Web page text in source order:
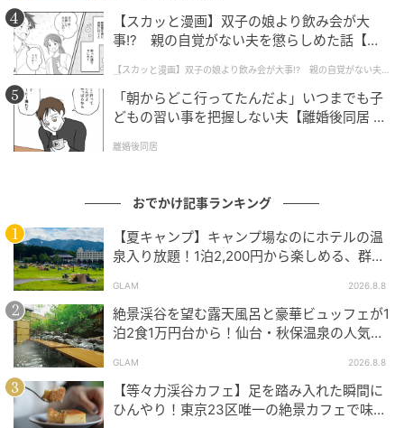
【スカッと漫画】双子の娘より飲み会が大
事!? 親の自覚がない夫を懲らしめた話【第1
【スカッと漫画】双子の娘より飲み会が大事!? 親の自覚がない夫を
懲らしめた話
「朝からどこ行ってたんだよ」いつまでも子
どもの習い事を把握しない夫【離婚後同居 Vo
離婚後同居
おでかけ記事ランキング
【夏キャンプ】キャンプ場なのにホテルの温
泉入り放題！1泊2,200円から楽しめる、群馬
GLAM 2026.8.8
絶景渓谷を望む露天風呂と豪華ビュッフェが1
泊2食1万円台から！仙台・秋保温泉の人気コ
GLAM 2026.8.8
【等々力渓谷カフェ】足を踏み入れた瞬間に
ひんやり！東京23区唯一の絶景カフェで味わ